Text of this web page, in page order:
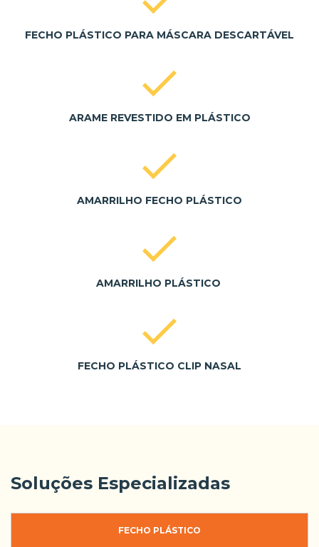
FECHO PLÁSTICO PARA MÁSCARA DESCARTÁVEL
ARAME REVESTIDO EM PLÁSTICO
AMARRILHO FECHO PLÁSTICO
AMARRILHO PLÁSTICO
FECHO PLÁSTICO CLIP NASAL
Soluções Especializadas
FECHO PLÁSTICO